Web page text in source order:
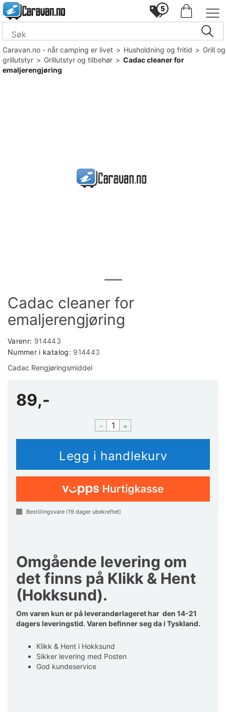
5
Caravan.no - når camping er livet>Husholdning og fritid>Grill og
grillutstyr>Grillutstyr og tilbehør>Cadac cleaner for
emaljerengjøring
Cadac cleaner for
emaljerengjøring
Varenr: 914443
Nummer i katalog: 914443
Cadac Rengjøringsmiddel
89,-
- +
Bestillingsvare (19 dager ubekreftet)
Omgående levering om
det finns på Klikk & Hent
(Hokksund).
Om varen kun er på leverandørlageret har den 14-21
dagers leveringstid. Varen befinner seg da i Tyskland.
Klikk & Hent i Hokksund
Sikker levering med Posten
God kundeservice